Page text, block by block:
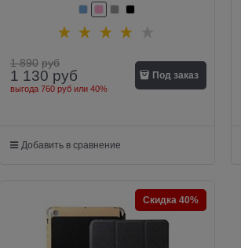
1 890 руб
1 130 руб
выгода 760 руб или 40%
Под заказ
Добавить в сравнение
Скидка 40%